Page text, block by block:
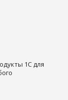
1С для